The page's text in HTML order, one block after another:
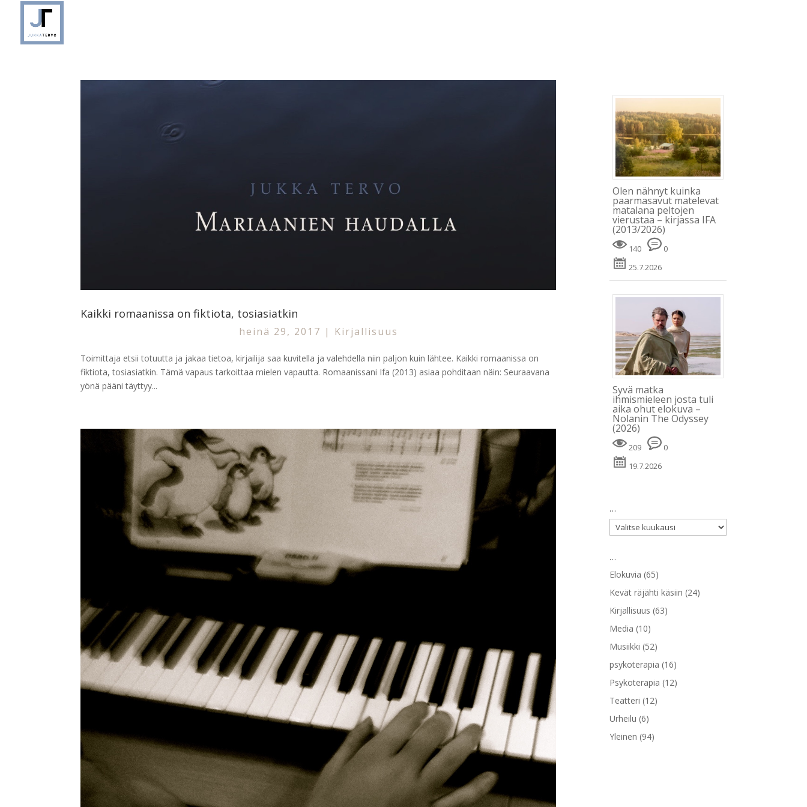
Kaikki romaanissa on fiktiota, tosiasiatkin
heinä 29, 2017 | Kirjallisuus
Toimittaja etsii totuutta ja jakaa tietoa, kirjailija saa kuvitella ja valehdella niin paljon kuin lähtee. Kaikki romaanissa on
fiktiota, tosiasiatkin. Tämä vapaus tarkoittaa mielen vapautta. Romaanissani Ifa (2013) asiaa pohditaan näin: Seuraavana
yönä pääni täyttyy...
Olen nähnyt kuinka
paarmasavut matelevat
matalana peltojen
vierustaa – kirjassa IFA
(2013/2026)
140
0
25.7.2026
Syvä matka
ihmismieleen josta tuli
aika ohut elokuva –
Nolanin The Odyssey
(2026)
209
0
19.7.2026
…
…
…
Elokuvia (65)
Kevät räjähti käsiin (24)
Kirjallisuus (63)
Media (10)
Musiikki (52)
psykoterapia (16)
Psykoterapia (12)
Teatteri (12)
Urheilu (6)
Yleinen (94)